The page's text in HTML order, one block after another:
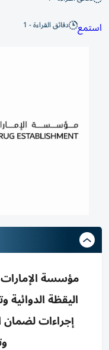
استمع دقائق القراءة - 1
إجراءات لضمان